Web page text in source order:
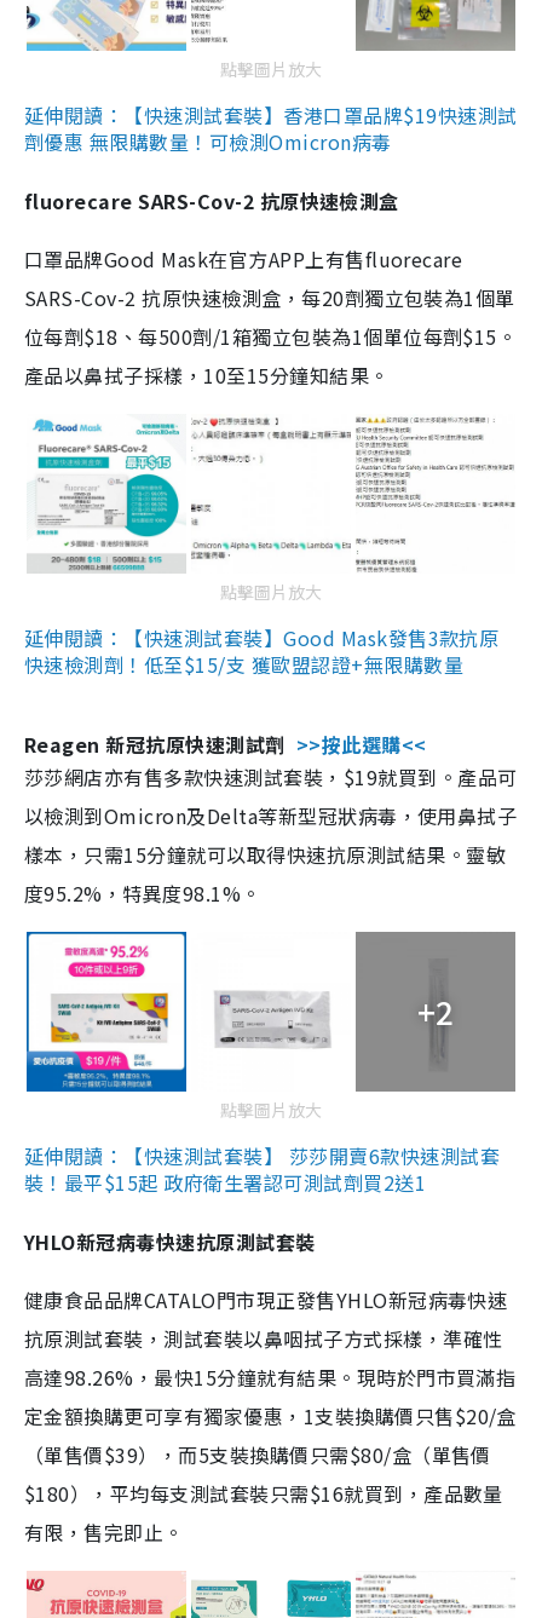
點擊圖片放大
延伸閱讀：【快速測試套裝】香港口罩品牌$19快速測試
劑優惠 無限購數量！可檢測Omicron病毒
fluorecare SARS-Cov-2 抗原快速檢測盒
口罩品牌Good Mask在官方APP上有售fluorecare
SARS-Cov-2 抗原快速檢測盒，每20劑獨立包裝為1個單
位每劑$18、每500劑/1箱獨立包裝為1個單位每劑$15。
產品以鼻拭子採樣，10至15分鐘知結果。
點擊圖片放大
延伸閱讀：【快速測試套裝】Good Mask發售3款抗原
快速檢測劑！低至$15/支 獲歐盟認證+無限購數量
Reagen 新冠抗原快速測試劑 >>按此選購<<
莎莎網店亦有售多款快速測試套裝，$19就買到。產品可
以檢測到Omicron及Delta等新型冠狀病毒，使用鼻拭子
樣本，只需15分鐘就可以取得快速抗原測試結果。靈敏
度95.2%，特異度98.1%。
+2
點擊圖片放大
延伸閱讀：【快速測試套裝】 莎莎開賣6款快速測試套
裝！最平$15起 政府衛生署認可測試劑買2送1
YHLO新冠病毒快速抗原測試套裝
健康食品品牌CATALO門市現正發售YHLO新冠病毒快速
抗原測試套裝，測試套裝以鼻咽拭子方式採樣，準確性
高達98.26%，最快15分鐘就有結果。現時於門市買滿指
定金額換購更可享有獨家優惠，1支裝換購價只售$20/盒
（單售價$39），而5支裝換購價只需$80/盒（單售價
$180），平均每支測試套裝只需$16就買到，產品數量
有限，售完即止。